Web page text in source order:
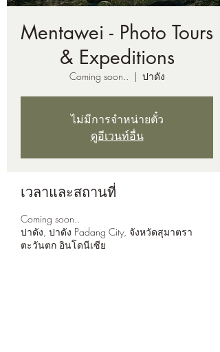
Mentawei - Photo Tours
& Expeditions
Coming soon..
  |
ปาดัง
ไม่มีการจำหน่ายตั๋ว
ดูอีเวนท์อื่น
เวลาและสถานที่
Coming soon..
ปาดัง, ปาดัง Padang City, จังหวัดสุมาตรา
ตะวันตก อินโดนีเซีย